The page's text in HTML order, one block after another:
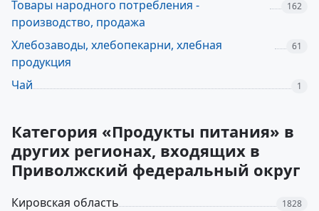
Товары народного потребления -
производство, продажа
162
Хлебозаводы, хлебопекарни, хлебная
продукция
61
Чай 1
Категория «Продукты питания» в
других регионах, входящих в
Приволжский федеральный округ
Кировская область 1828